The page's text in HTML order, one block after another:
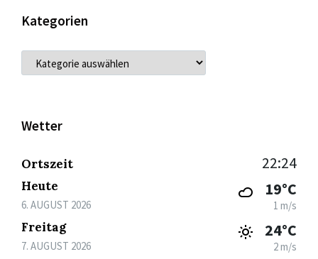
Kategorien
KATEGORIEN
Wetter
Ortszeit 22:24
Heute
6. AUGUST 2026
19°C
1 m/s
Freitag
7. AUGUST 2026
24°C
2 m/s